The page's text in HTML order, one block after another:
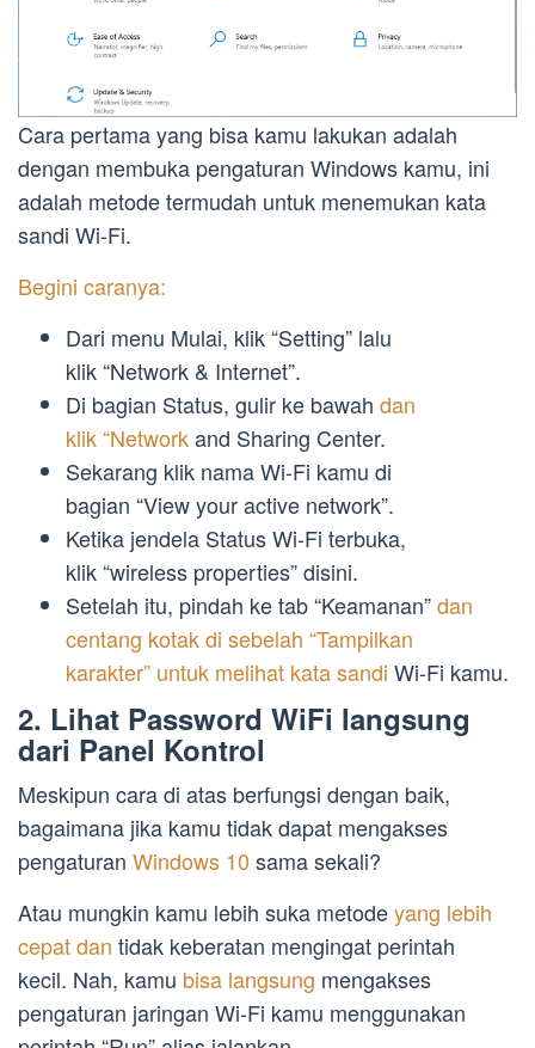
Cara pertama yang bisa kamu lakukan adalah
dengan membuka pengaturan Windows kamu, ini
adalah metode termudah untuk menemukan kata
sandi Wi-Fi.
Begini caranya:
Dari menu Mulai, klik “Setting” lalu
klik “Network & Internet”.
Di bagian Status, gulir ke bawah dan
klik “Networkand Sharing Center.
Sekarang klik nama Wi-Fi kamu di
bagian “View your active network”.
Ketika jendela Status Wi-Fi terbuka,
klik “wireless properties” disini.
Setelah itu, pindah ke tab “Keamanan”dan
centang kotak di sebelah “Tampilkan
karakter” untuk melihat kata sandi Wi-Fi kamu.
2. Lihat Password WiFi langsung
dari Panel Kontrol
Meskipun cara di atas berfungsi dengan baik,
bagaimana jika kamu tidak dapat mengakses
pengaturan Windows 10 sama sekali?
Atau mungkin kamu lebih suka metodeyang lebih
cepat dan tidak keberatan mengingat perintah
kecil. Nah, kamu bisa langsung mengakses
pengaturan jaringan Wi-Fi kamu menggunakan